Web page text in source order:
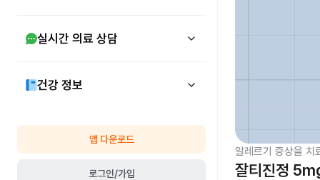
실시간 의료 상담
건강 정보
앱 다운로드
로그인/가입
알레르기 증상을 치
잘티진정